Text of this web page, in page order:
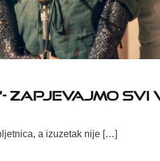
zapjevajmo
a izuzetak nije […]